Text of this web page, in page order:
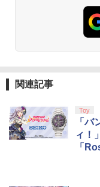
関連記事
Toy
「
ィ！
「